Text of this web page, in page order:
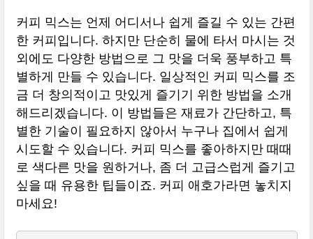
커피 믹스는 언제 어디서나 쉽게 즐길 수 있는 간편
한 커피입니다. 하지만 단순히 물에 타서 마시는 것
외에도 다양한 방법으로 그 맛을 더욱 풍부하고 특
별하게 만들 수 있습니다. 일상적인 커피 믹스를 조
금 더 창의적이고 맛있게 즐기기 위한 방법을 소개
해드리겠습니다. 이 방법들은 재료가 간단하고, 특
별한 기술이 필요하지 않아서 누구나 집에서 쉽게
시도할 수 있습니다. 커피 믹스를 좋아하지만 때때
로 색다른 맛을 원하거나, 좀 더 고급스럽게 즐기고
싶을 때 유용한 팁들이죠. 커피 애호가라면 놓치지
마세요!